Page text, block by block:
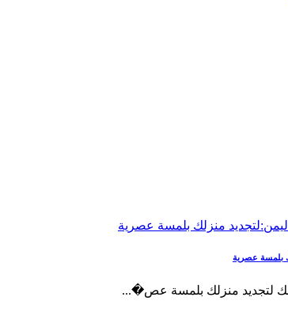
بلمسة عصرية
لتجديد منزلك بلمسة عص�...